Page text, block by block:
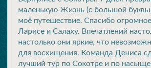
маленькую Жизнь (с большой
моё путешествие. Спасибо
Ларисе и Салаху. Впечатлений
настолько они яркие, что
для восхищения. Команда Дениса
лучший тур по Сокотре и по